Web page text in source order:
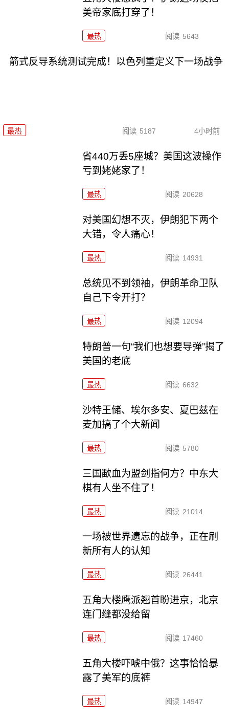
美帝家底打穿了！
最热 阅读 5643
箭式反导系统测试完成！以色列重定义下一场战争
最热 阅读 5187 4小时前
省440万丢5座城？美国这波操作
亏到姥姥家了！
最热 阅读 20628
对美国幻想不灭，伊朗犯下两个
大错，令人痛心！
最热 阅读 14931
总统见不到领袖，伊朗革命卫队
自己下令开打？
最热 阅读 12094
特朗普一句“我们也想要导弹”揭了
美国的老底
最热 阅读 6632
沙特王储、埃尔多安、夏巴兹在
麦加搞了个大新闻
最热 阅读 5780
三国歃血为盟剑指何方？中东大
棋有人坐不住了！
最热 阅读 21014
一场被世界遗忘的战争，正在刷
新所有人的认知
最热 阅读 26441
五角大楼鹰派翘首盼进京，北京
连门缝都没给留
最热 阅读 17460
五角大楼吓唬中俄？这事恰恰暴
露了美军的底裤
最热 阅读 14947